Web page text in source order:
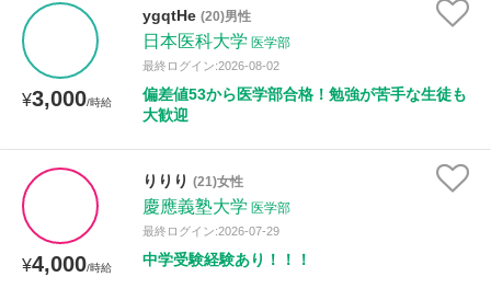
¥3,000/時給
ygqtHe (20)男性
日本医科大学 医学部
最終ログイン:2026-08-02
偏差値53から医学部合格！勉強が苦手な生徒も
大歓迎
¥4,000/時給
りりり (21)女性
慶應義塾大学 医学部
最終ログイン:2026-07-29
中学受験経験あり！！！
月曜日 火曜日 水曜日 木曜日
土曜日 日曜日
距離：15km以内